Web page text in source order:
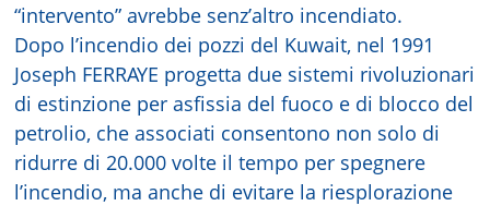
“intervento” avrebbe senz’altro incendiato.
Dopo l’incendio dei pozzi del Kuwait, nel 1991
Joseph FERRAYE progetta due sistemi rivoluzionari
di estinzione per asfissia del fuoco e di blocco del
petrolio, che associati consentono non solo di
ridurre di 20.000 volte il tempo per spegnere
l’incendio, ma anche di evitare la riesplorazione